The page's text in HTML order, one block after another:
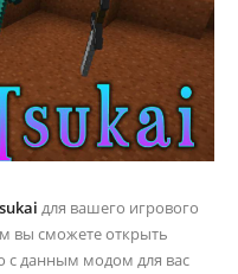
для вашего игрового
вы сможете открыть
с данным модом для вас